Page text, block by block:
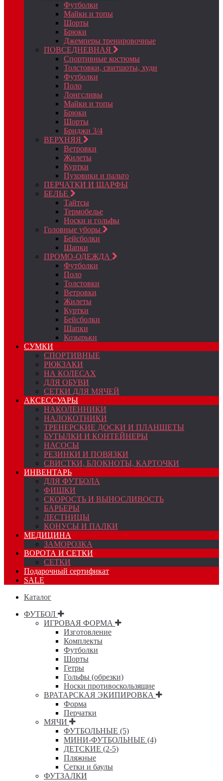
Футболки
Майки и топы
Шорты
Брюки
Джемперы тренировочные
ПОВСЕДНЕВНАЯ
Спортивные костюмы
Толстовки, свитшоты, худи
Футболки
Поло
Лонгсливы
Майки и топы
Брюки
Шорты
Бриджи 3/4
ВЕРХНЯЯ
Ветровки
Жилеты
Куртки
Пуховики и пальто
ПЕРЧАТКИ И ШАРФЫ
БЕЛЬЕ
Тайтсы
Термобелье
Носки и гольфы
Головные уборы
Бейсболки
Шапки
ПРОМО-ОДЕЖДА
Футболки
Поло
Толстовки
Ветровки
Жилеты
Куртки
Бейсболки
Шапки
Козырьки
СУМКИ
СПОРТИВНЫЕ
РЮКЗАКИ
НА КОЛЕСАХ
ДЛЯ ОБУВИ
СЕТКИ ДЛЯ МЯЧЕЙ
АКСЕССУАРЫ
НАКОЛЕННИКИ
НАЛОКОТНИКИ
ТРЕНЕРСКИЕ ДОСКИ И ПЛАНШЕТЫ
БУТЫЛКИ И КОНТЕЙНЕРЫ
НАСОСЫ
РЕЗИНКИ И ПОВЯЗКИ
СВИСТКИ, БЛОКНОТЫ, КАРТОЧКИ
ИНВЕНТАРЬ
ДЛЯ ФУТБОЛА
ФИШКИ
СКОРОСТЬ И ВЫНОСЛИВОСТЬ
БАРЬЕРЫ
ЛЕСТНИЦЫ
КОНУСЫ И ПАЛКИ
МЕДИЦИНА
ЗАМОРОЗКА
ВОРОТА И СЕТКИ
СЕТКИ
Подарочный сертификат
SALE
Каталог
ФУТБОЛ
ИГРОВАЯ ФОРМА
Изготовление
Комплекты
Футболки
Шорты
Гетры
Гольфы (обрезки)
Носки противоскользящие
ВРАТАРСКАЯ ЭКИПИРОВКА
Форма
Перчатки
МЯЧИ
ФУТБОЛЬНЫЕ (5)
МИНИ-ФУТБОЛЬНЫЕ (4)
ДЕТСКИЕ (2-5)
Пляжные
Сетки и баулы
ФУТЗАЛКИ